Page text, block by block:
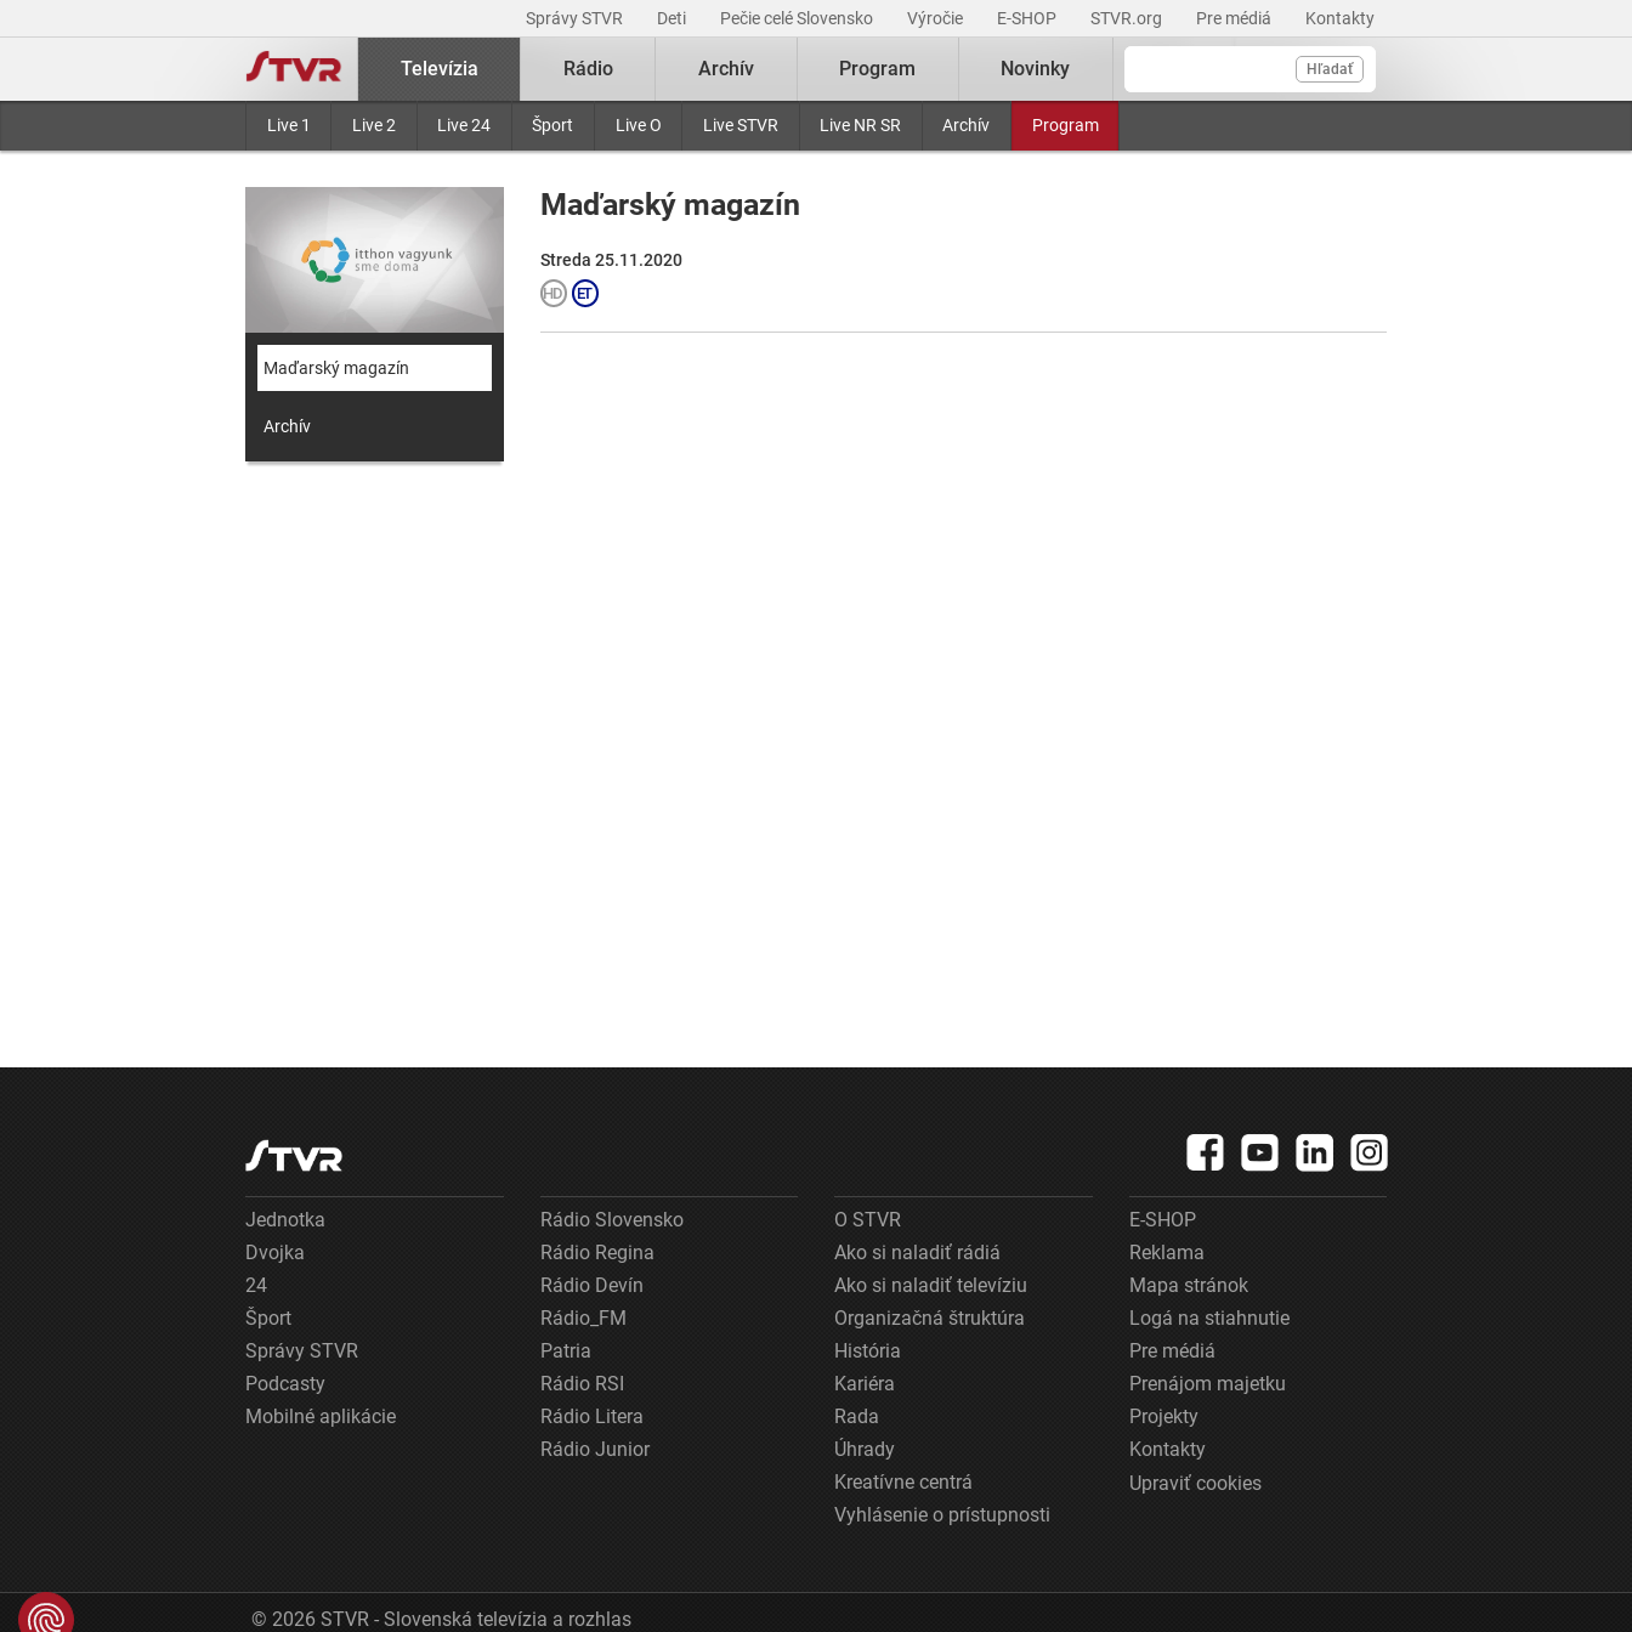
Správy STVR Deti Pečie celé Slovensko Výročie E-SHOP STVR.org Pre médiá Kontakty
Hľadať
Televízia
Live 1 Live 2 Live 24 Šport Live O Live STVR Live NR SR Archív Program
Rádio Archív Program Novinky
Maďarský magazín
Archív
Maďarský magazín
Streda 25.11.2020
Jednotka
Dvojka
24
Šport
Správy STVR
Podcasty
Mobilné aplikácie
Rádio Slovensko
Rádio Regina
Rádio Devín
Rádio_FM
Patria
Rádio RSI
Rádio Litera
Rádio Junior
O STVR
Ako si naladiť rádiá
Ako si naladiť televíziu
Organizačná štruktúra
História
Kariéra
Rada
Úhrady
Kreatívne centrá
Vyhlásenie o prístupnosti
E-SHOP
Reklama
Mapa stránok
Logá na stiahnutie
Pre médiá
Prenájom majetku
Projekty
Kontakty
Upraviť cookies
© 2026 STVR - Slovenská televízia a rozhlas